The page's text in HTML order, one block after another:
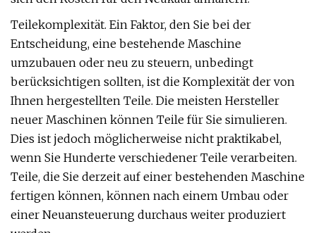
Teilekomplexität. Ein Faktor, den Sie bei der
Entscheidung, eine bestehende Maschine
umzubauen oder neu zu steuern, unbedingt
berücksichtigen sollten, ist die Komplexität der von
Ihnen hergestellten Teile. Die meisten Hersteller
neuer Maschinen können Teile für Sie simulieren.
Dies ist jedoch möglicherweise nicht praktikabel,
wenn Sie Hunderte verschiedener Teile verarbeiten.
Teile, die Sie derzeit auf einer bestehenden Maschine
fertigen können, können nach einem Umbau oder
einer Neuansteuerung durchaus weiter produziert